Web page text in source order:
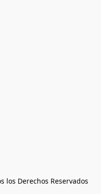
los Derechos Reservados